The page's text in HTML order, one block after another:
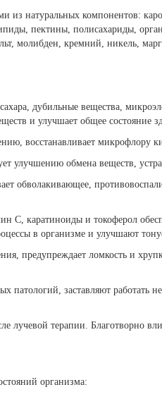
из натуральных компонентов:
пектины, полисахариды,
молибден, кремний, никель,
дубильные вещества,
и улучшает общее состояние
восстанавливает микрофлору
улучшению обмена веществ,
обволакивающее,
каратиноиды и токоферол
в организме и улучшают
предупреждает ломкость и
заставляют работать
терапии. Благотворно
организма: